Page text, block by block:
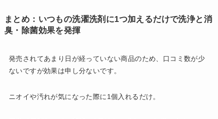
まとめ：いつもの洗濯洗剤に1つ加えるだけで洗浄と消
臭・除菌効果を発揮
発売されてあまり日が経っていない商品のため、口コミ数が少
ないですが効果は申し分ないです。
ニオイや汚れが気になった際に1個入れるだけ。